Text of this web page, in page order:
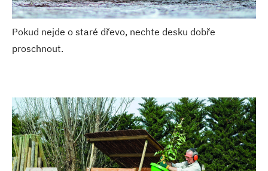
Pokud nejde o staré dřevo, nechte desku dobře
proschnout.